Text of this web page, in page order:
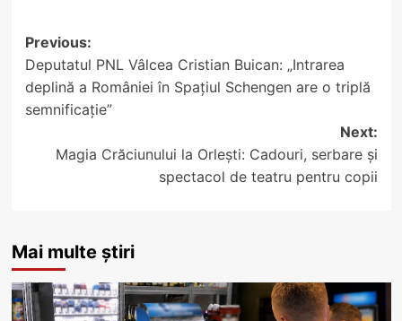
Post
navigation
Previous:
Deputatul PNL Vâlcea Cristian Buican: „Intrarea
deplină a României în Spațiul Schengen are o triplă
semnificație”
Next:
Magia Crăciunului la Orlești: Cadouri, serbare și
spectacol de teatru pentru copii
Mai multe știri